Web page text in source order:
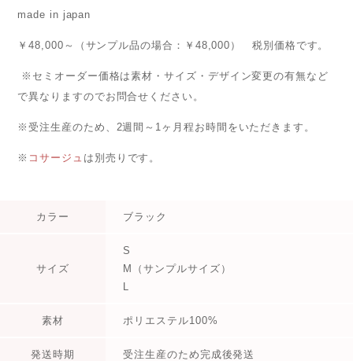
made in japan
￥48,000～（サンプル品の場合：￥48,000） 税別価格です。
※セミオーダー価格は素材・サイズ・デザイン変更の有無など
で異なりますのでお問合せください。
※受注生産のため、2週間～1ヶ月程お時間をいただきます。
※ コサージュ は別売りです。
カラー ブラック
サイズ
S
M（サンプルサイズ）
L
素材 ポリエステル100%
発送時期 受注生産のため完成後発送